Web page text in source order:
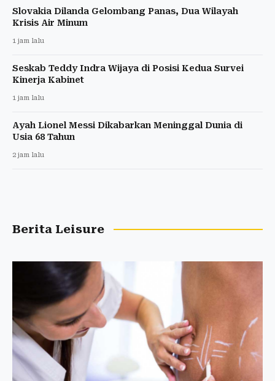
Slovakia Dilanda Gelombang Panas, Dua Wilayah
Krisis Air Minum
1 jam lalu
Seskab Teddy Indra Wijaya di Posisi Kedua Survei
Kinerja Kabinet
1 jam lalu
Ayah Lionel Messi Dikabarkan Meninggal Dunia di
Usia 68 Tahun
2 jam lalu
Berita Leisure